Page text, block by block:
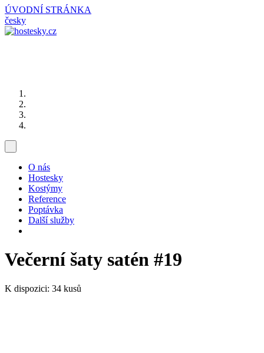
ÚVODNÍ STRÁNKA
česky
O nás
Hostesky
Kostýmy
Reference
Poptávka
Další služby
Večerní šaty satén #19
K dispozici: 34 kusů